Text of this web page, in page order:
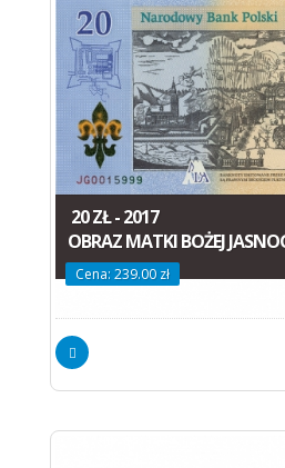
20 ZŁ - 2017
OBRAZ MATKI BOŻEJ
Cena: 239.00 zł